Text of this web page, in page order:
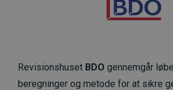
Revisionshuset BDO gennemgår
beregninger og metode for at sikre